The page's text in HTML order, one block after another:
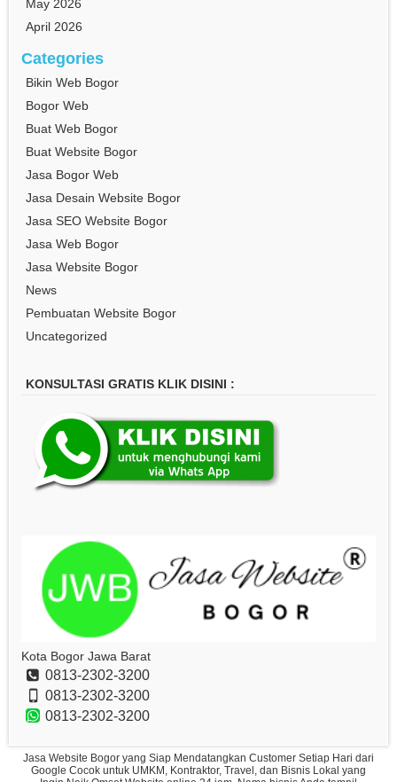
May 2026
April 2026
Categories
Bikin Web Bogor
Bogor Web
Buat Web Bogor
Buat Website Bogor
Jasa Bogor Web
Jasa Desain Website Bogor
Jasa SEO Website Bogor
Jasa Web Bogor
Jasa Website Bogor
News
Pembuatan Website Bogor
Uncategorized
KONSULTASI GRATIS KLIK DISINI :
Kota Bogor Jawa Barat
0813-2302-3200
0813-2302-3200
0813-2302-3200
Jasa Website Bogor yang Siap Mendatangkan Customer Setiap Hari dari
Google Cocok untuk UMKM, Kontraktor, Travel, dan Bisnis Lokal yang